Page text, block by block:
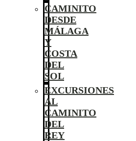
CAMINITO
DESDE
MÁLAGA
Y
COSTA
DEL
SOL
EXCURSIONES
AL
CAMINITO
DEL
REY